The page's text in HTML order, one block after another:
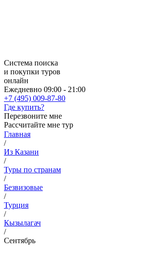
Система поиска
и покупки туров
онлайн
Ежедневно 09:00 - 21:00
+7 (495) 009-87-80
Где купить?
Перезвоните мне
Рассчитайте мне тур
Главная
/
Из Казани
/
Туры по странам
/
Безвизовые
/
Турция
/
Кызылагач
/
Сентябрь